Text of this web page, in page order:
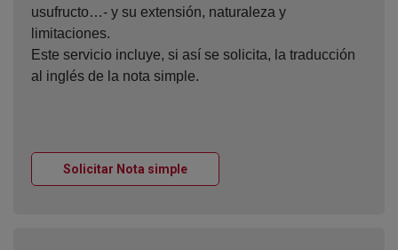
usufructo…- y su extensión, naturaleza y
limitaciones.
Este servicio incluye, si así se solicita, la traducción
al inglés de la nota simple.
Solicitar Nota simpleVentana nueva